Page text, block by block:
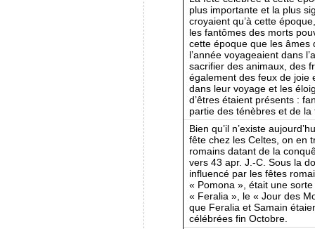
plus importante et la plus
croyaient qu’à cette
les fantômes des morts
cette époque que les âmes
l’année voyageaient dans
sacrifier des animaux, des
également des feux de joie
dans leur voyage et les
d’êtres étaient présents :
partie des ténèbres et de la
Bien qu’il n’existe
fête chez les Celtes, on en
romains datant de la
vers 43 apr. J.-C. Sous la
influencé par les fêtes
« Pomona », était une
« Feralia », le « Jour des
que Feralia et Samain
célébrées fin Octobre.